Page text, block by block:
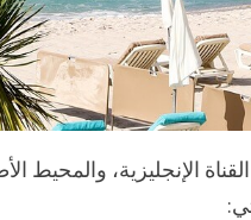
الإنجليزية، والمحيط